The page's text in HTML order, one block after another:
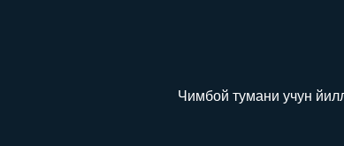
Чимбой тумани учун